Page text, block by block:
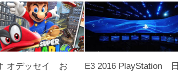
オデッセイ お
E3 2016 PlayStation 日